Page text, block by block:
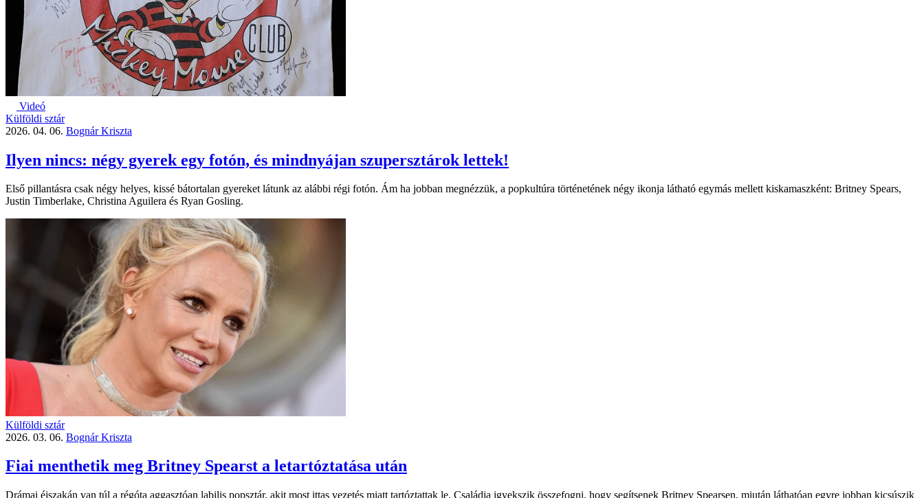
Videó
Külföldi sztár
2026. 04. 06. Bognár Kriszta
Ilyen nincs: négy gyerek egy fotón, és mindnyájan szupersztárok lettek!
Első pillantásra csak négy helyes, kissé bátortalan gyereket látunk az alábbi régi fotón. Ám ha jobban megnézzük, a popkultúra történetének négy ikonja látható egymás mellett kiskamaszként: Britney Spears,
Justin Timberlake, Christina Aguilera és Ryan Gosling.
Külföldi sztár
2026. 03. 06. Bognár Kriszta
Fiai menthetik meg Britney Spearst a letartóztatása után
Drámai éjszakán van túl a régóta aggasztóan labilis popsztár, akit most ittas vezetés miatt tartóztattak le. Családja igyekszik összefogni, hogy segítsenek Britney Spearsen, miután láthatóan egyre jobban kicsúszik